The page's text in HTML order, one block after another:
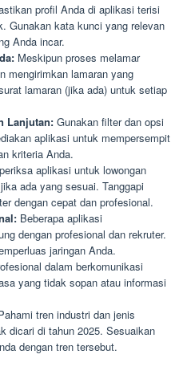
profil Anda di aplikasi terisi
Gunakan kata kunci yang relevan
Anda incar.
Meskipun proses melamar
mengirimkan lamaran yang
lamaran (jika ada) untuk setiap
Lanjutan: Gunakan filter dan opsi
aplikasi untuk mempersempit
kriteria Anda.
aplikasi untuk lowongan
ada yang sesuai. Tanggapi
dengan cepat dan profesional.
Beberapa aplikasi
dengan profesional dan rekruter.
jaringan Anda.
dalam berkomunikasi
yang tidak sopan atau informasi
tren industri dan jenis
dicari di tahun 2025. Sesuaikan
dengan tren tersebut.